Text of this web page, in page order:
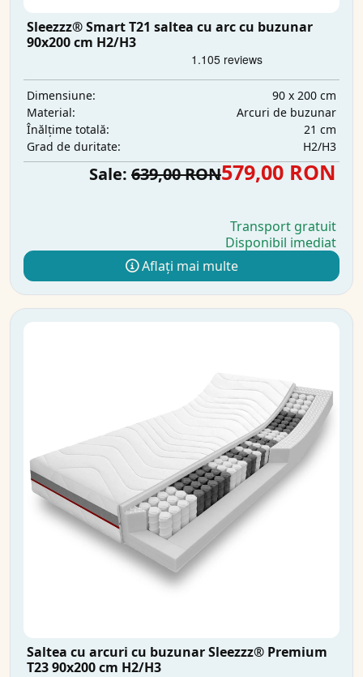
Sleezzz® Smart T21 saltea cu arc cu buzunar
90x200 cm H2/H3
Dimensiune:
90 x 200 cm
Material:
Arcuri de buzunar
Înălțime totală:
21 cm
Grad de duritate:
H2/H3
Sale: 639,00 RON579,00 RON
Transport gratuit
Disponibil imediat
Aflați mai multe
Saltea cu arcuri cu buzunar Sleezzz® Premium
T23 90x200 cm H2/H3